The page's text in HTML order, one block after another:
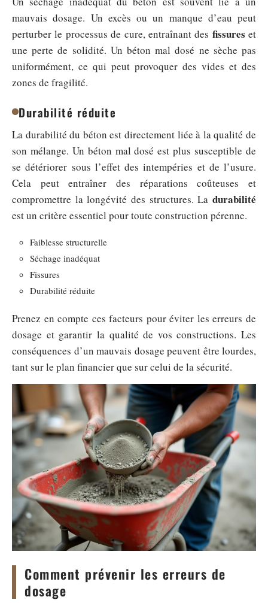
mauvais dosage. Un excès ou un manque d’eau peut
perturber le processus de cure, entraînant des fissures et
une perte de solidité. Un béton mal dosé ne sèche pas
uniformément, ce qui peut provoquer des vides et des
zones de fragilité.
Durabilité réduite
La durabilité du béton est directement liée à la qualité de
son mélange. Un béton mal dosé est plus susceptible de
se détériorer sous l’effet des intempéries et de l’usure.
Cela peut entraîner des réparations coûteuses et
compromettre la longévité des structures. La durabilité
est un critère essentiel pour toute construction pérenne.
Faiblesse structurelle
Séchage inadéquat
Fissures
Durabilité réduite
Prenez en compte ces facteurs pour éviter les erreurs de
dosage et garantir la qualité de vos constructions. Les
conséquences d’un mauvais dosage peuvent être lourdes,
tant sur le plan financier que sur celui de la sécurité.
Comment prévenir les erreurs de
dosage